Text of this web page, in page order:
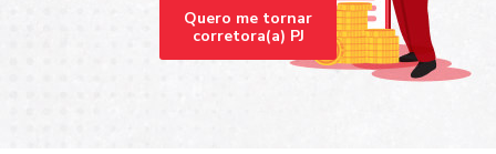
Quero me tornar
corretora(a) PJ